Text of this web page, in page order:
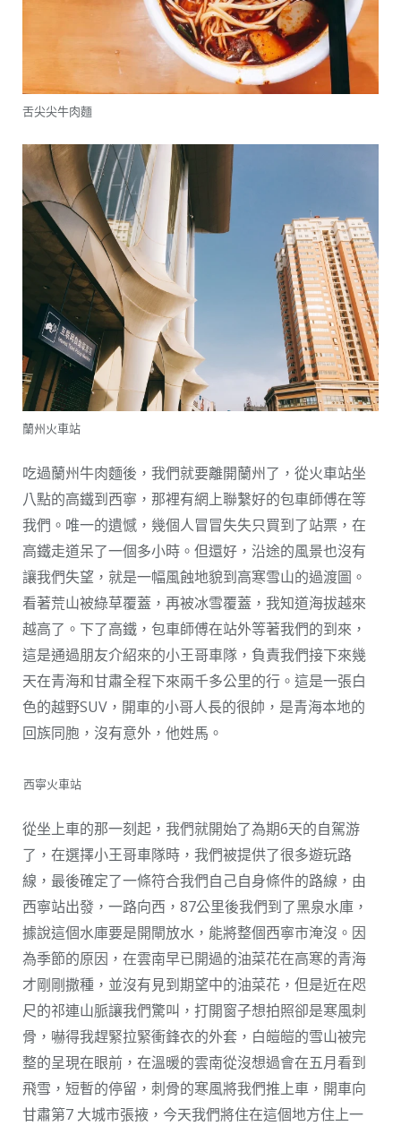
舌尖尖牛肉麵
蘭州火車站
吃過蘭州牛肉麵後，我們就要離開蘭州了，從火車站坐
八點的高鐵到西寧，那裡有網上聯繫好的包車師傅在等
我們。唯一的遺憾，幾個人冒冒失失只買到了站票，在
高鐵走道呆了一個多小時。但還好，沿途的風景也沒有
讓我們失望，就是一幅風蝕地貌到高寒雪山的過渡圖。
看著荒山被綠草覆蓋，再被冰雪覆蓋，我知道海拔越來
越高了。下了高鐵，包車師傅在站外等著我們的到來，
這是通過朋友介紹來的小王哥車隊，負責我們接下來幾
天在青海和甘肅全程下來兩千多公里的行。這是一張白
色的越野SUV，開車的小哥人長的很帥，是青海本地的
回族同胞，沒有意外，他姓馬。
西寧火車站
從坐上車的那一刻起，我們就開始了為期6天的自駕游
了，在選擇小王哥車隊時，我們被提供了很多遊玩路
線，最後確定了一條符合我們自己自身條件的路線，由
西寧站出發，一路向西，87公里後我們到了黑泉水庫，
據說這個水庫要是開閘放水，能將整個西寧市淹沒。因
為季節的原因，在雲南早已開過的油菜花在高寒的青海
才剛剛撒種，並沒有見到期望中的油菜花，但是近在咫
尺的祁連山脈讓我們驚叫，打開窗子想拍照卻是寒風刺
骨，嚇得我趕緊拉緊衝鋒衣的外套，白皚皚的雪山被完
整的呈現在眼前，在溫暖的雲南從沒想過會在五月看到
飛雪，短暫的停留，刺骨的寒風將我們推上車，開車向
甘肅第7 大城市張掖，今天我們將住在這個地方住上一